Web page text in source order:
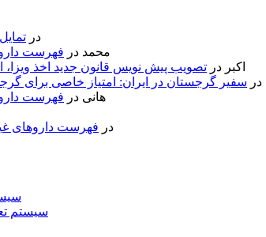
در
محمد در فهرست
اکبر در تصویب پیش نویس قانون جدید اخذ
در سفیر گرجستان در ایران: امتیاز خاصی برای
هانی در فهرست
در فهرست داروهای
سیستم